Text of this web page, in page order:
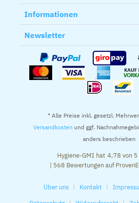
Informationen
Newsletter
* Alle Preise inkl. gesetzl.
Versandkosten und ggf.
anders beschrieben
Hygiene-GMI hat 4,78 von 5
| 568 Bewertungen auf
Über uns Kontakt